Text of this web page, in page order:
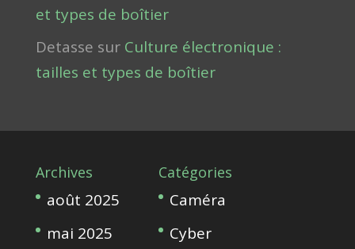
et types de boîtier
Detasse sur Culture électronique :
tailles et types de boîtier
Archives
août 2025
mai 2025
Catégories
Caméra
Cyber